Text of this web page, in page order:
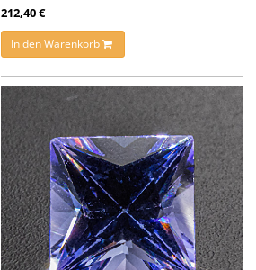
212,40 €
In den Warenkorb